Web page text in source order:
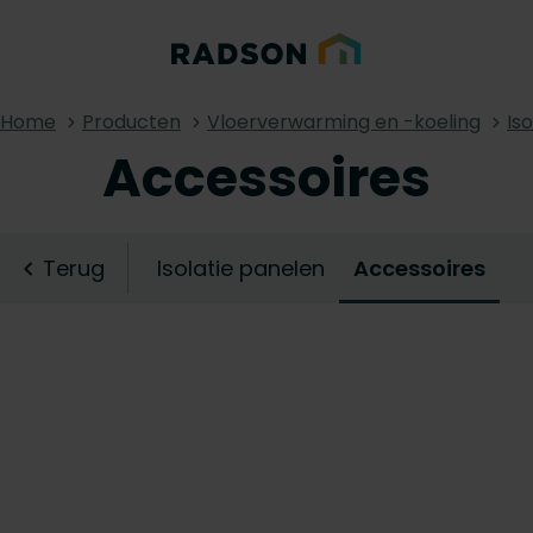
Home Producten Vloerverwarming en -koeling
Accessoires
Terug Isolatie panelen Accessoires